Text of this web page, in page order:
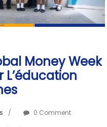
Money Week
L’éducation
0 Comment